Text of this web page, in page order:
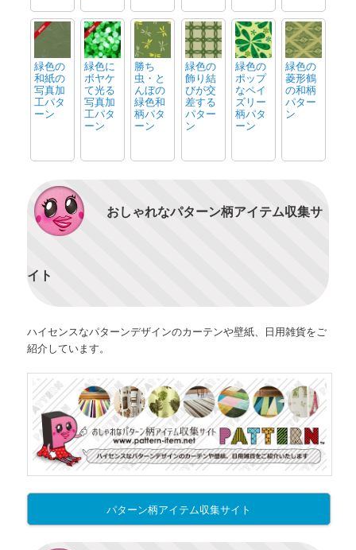
緑色の
和紙の
写真加
工パタ
ーン
緑色に
ボヤケ
て光る
写真加
工パタ
ーン
勝ち
虫・と
んぼの
緑色和
柄パタ
ーン
緑色の
飾り結
びが交
差する
パター
ン
緑色の
ポップ
なペイ
ズリー
柄パタ
ーン
緑色の
菱形鶴
の和柄
パター
ン
おしゃれなパターン柄アイテム収集サ
イト
ハイセンスなパターンデザインのカーテンや壁紙、日用雑貨をご
紹介しています。
パターン柄アイテム収集サイト